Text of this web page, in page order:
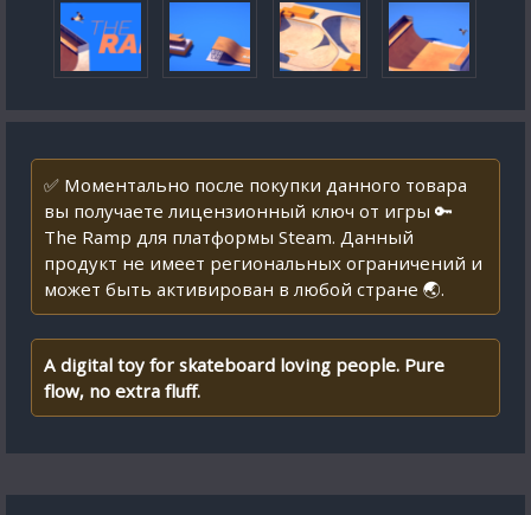
✅ Моментально после покупки данного товара
вы получаете лицензионный ключ от игры 🔑
The Ramp для платформы Steam. Данный
продукт не имеет региональных ограничений и
может быть активирован в любой стране 🌏.
A digital toy for skateboard loving people. Pure
flow, no extra fluff.